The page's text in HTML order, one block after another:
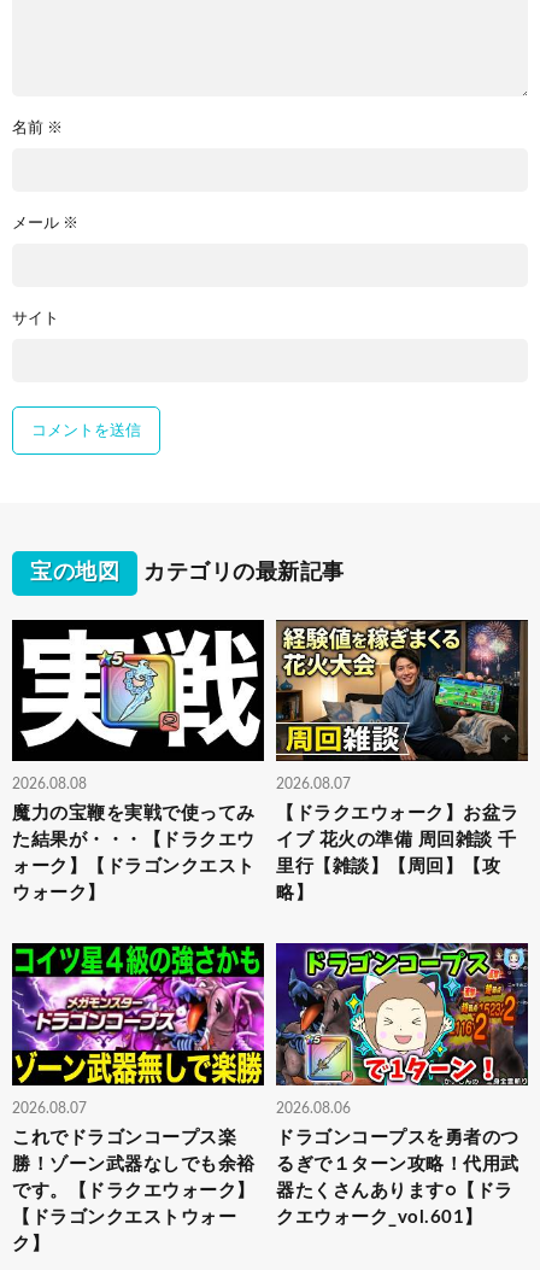
名前 ※
メール ※
サイト
宝の地図 カテゴリの最新記事
2026.08.08
魔力の宝鞭を実戦で使ってみ
た結果が・・・【ドラクエウ
ォーク】【ドラゴンクエスト
ウォーク】
2026.08.07
【ドラクエウォーク】お盆ラ
イブ 花火の準備 周回雑談 千
里行【雑談】【周回】【攻
略】
2026.08.07
これでドラゴンコープス楽
勝！ゾーン武器なしでも余裕
です。【ドラクエウォーク】
【ドラゴンクエストウォー
ク】
2026.08.06
ドラゴンコープスを勇者のつ
るぎで１ターン攻略！代用武
器たくさんあります○【ドラ
クエウォーク_vol.601】